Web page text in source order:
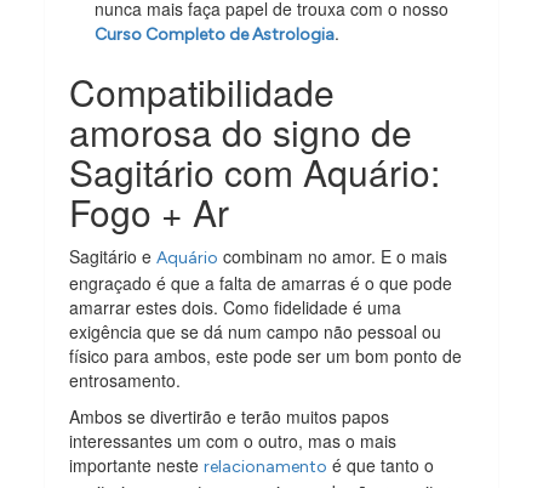
nunca mais faça papel de trouxa com o nosso
Curso Completo de Astrologia.
Compatibilidade
amorosa do signo de
Sagitário com Aquário:
Fogo + Ar
Sagitário eAquário combinam no amor. E o mais
engraçado é que a falta de amarras é o que pode
amarrar estes dois. Como fidelidade é uma
exigência que se dá num campo não pessoal ou
físico para ambos, este pode ser um bom ponto de
entrosamento.
Ambos se divertirão e terão muitos papos
interessantes um com o outro, mas o mais
importante nesterelacionamento é que tanto o